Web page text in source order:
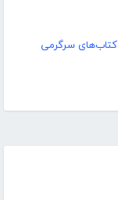
کتاب‌های سرگرمی